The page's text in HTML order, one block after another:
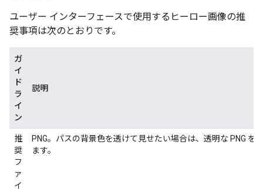
ユーザー インターフェースで使用するヒーロー画像の推
奨事項は次のとおりです。
ガ
イ
ド
ラ
イ
ン
説明
推
奨
フ
ァ
イ
PNG。パスの背景色を透けて見せたい場合は、透明な PNG を
ます。